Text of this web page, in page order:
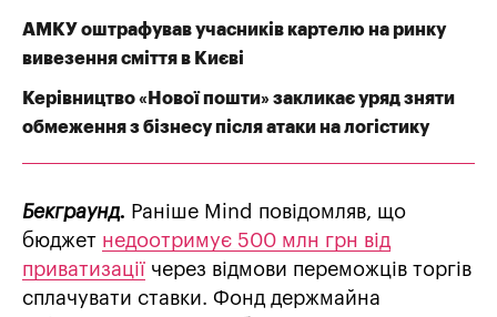
АМКУ оштрафував учасників картелю на ринку
вивезення сміття в Києві
Керівництво «Нової пошти» закликає уряд зняти
обмеження з бізнесу після атаки на логістику
Бекграунд. Раніше Mind повідомляв, що
бюджет недоотримує 500 млн грн від
приватизації через відмови переможців торгів
сплачувати ставки. Фонд держмайна